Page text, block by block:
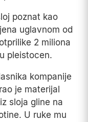
poznat kao
uglavnom od
2 miliona
pleistocen.
kompanije
je materijal
sloja gline na
U ruke mu